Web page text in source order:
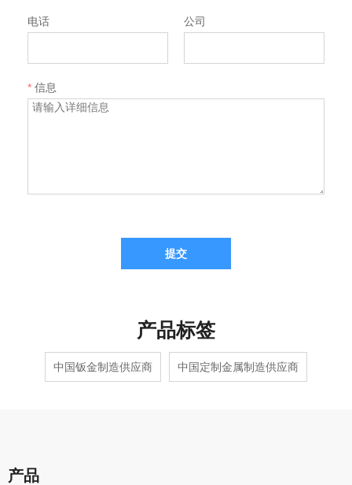
电话 公司
* 信息
提交
产品标签
中国钣金制造供应商 中国定制金属制造供应商
产品